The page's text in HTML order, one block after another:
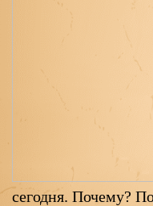
сегодня. Почему?